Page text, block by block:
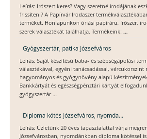
Leírás: Irószert keres? Vagy szeretné irodájának
frissíteni? A Papírvár Irodaszer
terméket. Honlapunkon óriási papíráru, írószer,
szerek választékát találhatja. Termékeink: ...
Gyógyszertár, patika Józsefváros
Leírás: Saját készítésű baba- és szépségápolási
választékával, egyéni tanácsadással, vércukorszint
hagyományos és gyógynövény alapú
Bankkártyát és egészségpénztári kártyát
gyógyszertár ...
Diploma kötés Józsefváros, nyomda...
Leírás: Üzletünk 20 éves tapasztalattal várja
Józsefvárosban, nyomdánkban diploma kötéssel